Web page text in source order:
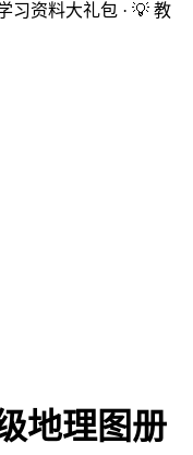
习资料大礼包 · 💡 教
地理图册